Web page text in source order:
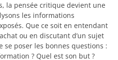
la pensée critique devient une
les informations
Que ce soit en entendant
ou en discutant d’un sujet
se poser les bonnes questions :
? Quel est son but ?